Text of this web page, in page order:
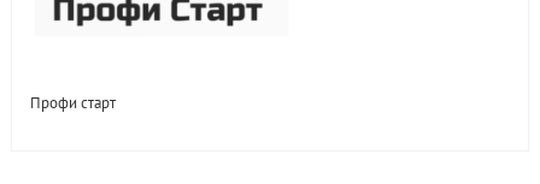
Профи старт